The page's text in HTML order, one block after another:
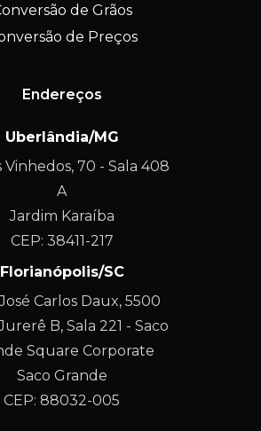
de Grãos
de Preços
Endereços
Uberlândia/MG
Vinhedos, 70 - Sala 408
A
Jardim Karaíba
CEP: 38411-217
Florianópolis/SC
Carlos Daux, 5500
B, Sala 221 - Saco
Square Corporate
Saco Grande
CEP: 88032-005